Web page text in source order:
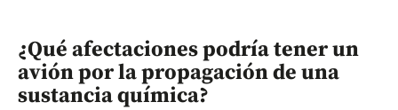
¿Qué afectaciones podría tener un
avión por la propagación de una
sustancia química?